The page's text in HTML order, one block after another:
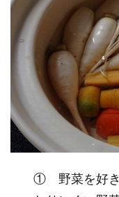
① 野菜を好き